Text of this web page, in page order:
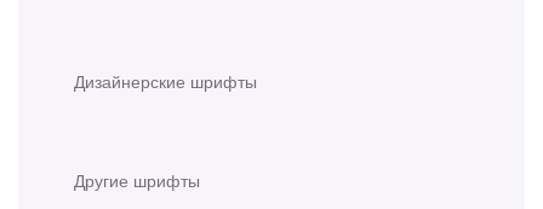
Дизайнерские шрифты
Другие шрифты